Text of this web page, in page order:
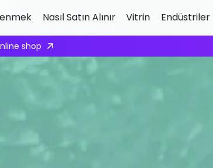
Nasıl Satın Alınır Vitrin Endüstriler
here